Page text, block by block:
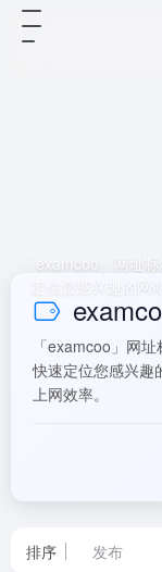
「examcoo」网址
定位您感兴趣的
「examcoo」网
快速定位您感兴趣
上网效率。
排序 发布